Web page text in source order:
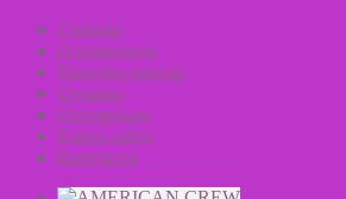
Главная
О компании
Производители
Отзывы
Оптовикам
Карта сайта
Контакты